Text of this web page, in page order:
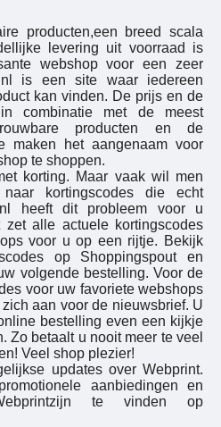
producten,een breed scala
levering uit voorraad is
webshop voor een zeer
is een site waar iedereen
kan vinden. De prijs en de
combinatie met de meest
producten en de
maken het aangenaam voor
te shoppen.
korting. Maar vaak wil men
kortingscodes die echt
heeft dit probleem voor u
zet alle actuele kortingscodes
voor u op een rijtje. Bekijk
op Shoppingspout en
volgende bestelling. Voor de
voor uw favoriete webshops
aan voor de nieuwsbrief. U
bestelling even een kijkje
Zo betaalt u nooit meer te veel
Veel shop plezier!
updates over Webprint.
aanbiedingen en
te vinden op